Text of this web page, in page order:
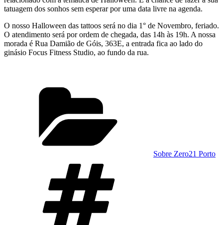
tatuagem dos sonhos sem esperar por uma data livre na agenda.
O nosso Halloween das tattoos será no dia 1° de Novembro, feriado.
O atendimento será por ordem de chegada, das 14h às 19h. A nossa
morada é Rua Damião de Góis, 363E, a entrada fica ao lado do
ginásio Focus Fitness Studio, ao fundo da rua.
Sobre Zero21 Porto